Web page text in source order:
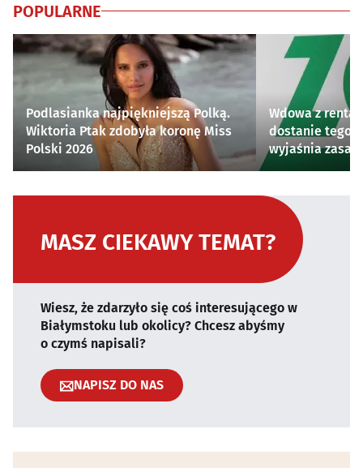
POPULARNE
Podlasianka najpiękniejszą Polką.
Wiktoria Ptak zdobyła koronę Miss
Polski 2026
Wdowa z rentą
dostanie tego
wyjaśnia
MASZ CIEKAWY TEMAT?
Wiesz, że zdarzyło się coś interesującego w
Białymstoku lub okolicy? Chcesz abyśmy
o czymś napisali?
NAPISZ DO NAS